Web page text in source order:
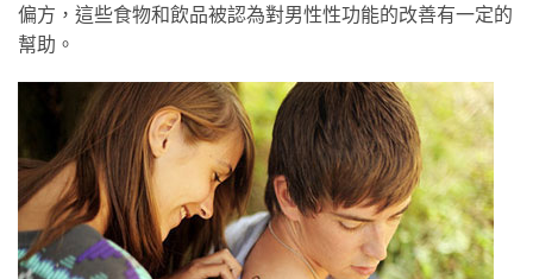
偏方，這些食物和飲品被認為對男性性功能的改善有一定的
幫助。